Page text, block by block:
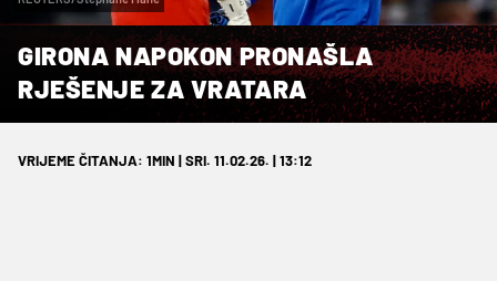
GIRONA NAPOKON PRONAŠLA
RJEŠENJE ZA VRATARA
VRIJEME ČITANJA: 1MIN | SRI. 11.02.26. | 13:12